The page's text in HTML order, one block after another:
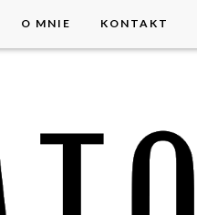
O MNIE KONTAKT